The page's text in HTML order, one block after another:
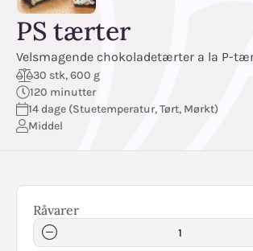
PS tærter
Velsmagende chokoladetærter a la P-
30 stk, 600 g
120 minutter
14 dage (Stuetemperatur, Tørt, Mørkt)
Middel
Råvarer